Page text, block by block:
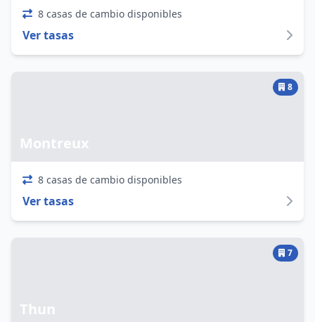
8 casas de cambio disponibles
Ver tasas
Montreux
8
8 casas de cambio disponibles
Ver tasas
Thun
7